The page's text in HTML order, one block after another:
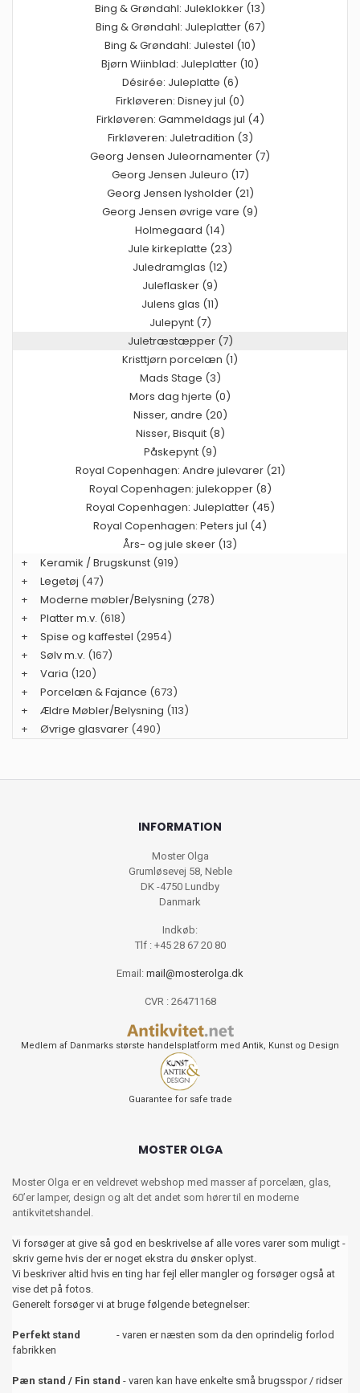
Bing & Grøndahl: Juleklokker (13)
Bing & Grøndahl: Juleplatter (67)
Bing & Grøndahl: Julestel (10)
Bjørn Wiinblad: Juleplatter (10)
Désirée: Juleplatte (6)
Firkløveren: Disney jul (0)
Firkløveren: Gammeldags jul (4)
Firkløveren: Juletradition (3)
Georg Jensen Juleornamenter (7)
Georg Jensen Juleuro (17)
Georg Jensen lysholder (21)
Georg Jensen øvrige vare (9)
Holmegaard (14)
Jule kirkeplatte (23)
Juledramglas (12)
Juleflasker (9)
Julens glas (11)
Julepynt (7)
Juletræstæpper (7)
Kristtjørn porcelæn (1)
Mads Stage (3)
Mors dag hjerte (0)
Nisser, andre (20)
Nisser, Bisquit (8)
Påskepynt (9)
Royal Copenhagen: Andre julevarer (21)
Royal Copenhagen: julekopper (8)
Royal Copenhagen: Juleplatter (45)
Royal Copenhagen: Peters jul (4)
Års- og jule skeer (13)
+
Keramik / Brugskunst (919)
+
Legetøj (47)
+
Moderne møbler/Belysning (278)
+
Platter m.v. (618)
+
Spise og kaffestel (2954)
+
Sølv m.v. (167)
+
Varia (120)
+
Porcelæn & Fajance (673)
+
Ældre Møbler/Belysning (113)
+
Øvrige glasvarer (490)
INFORMATION
Moster Olga
Grumløsevej 58, Neble
DK -4750 Lundby
Danmark
Indkøb:
Tlf : +45 28 67 20 80
Email: mail@mosterolga.dk
CVR : 26471168
Medlem af Danmarks største handelsplatform med Antik, Kunst og Design
Guarantee for safe trade
MOSTER OLGA
Moster Olga er en veldrevet webshop med masser af porcelæn, glas,
60’er lamper, design og alt det andet som hører til en moderne
antikvitetshandel.
Vi forsøger at give så god en beskrivelse af alle vores varer som muligt -
skriv gerne hvis der er noget ekstra du ønsker oplyst.
Vi beskriver altid hvis en ting har fejl eller mangler og forsøger også at
vise det på fotos.
Generelt forsøger vi at bruge følgende betegnelser:
Perfekt stand - varen er næsten som da den oprindelig forlod
fabrikken
Pæn stand / Fin stand - varen kan have enkelte små brugsspor / ridser